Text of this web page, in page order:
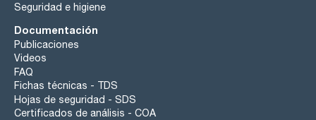
Seguridad e higiene
Documentación
Publicaciones
Videos
FAQ
Fichas técnicas - TDS
Hojas de seguridad - SDS
Certificados de análisis - COA